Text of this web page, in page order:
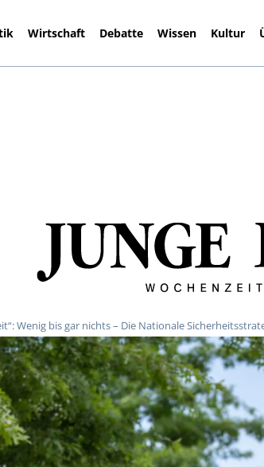
Wirtschaft Debatte Wissen Kultur
Wenig bis gar nichts – Die Nationale